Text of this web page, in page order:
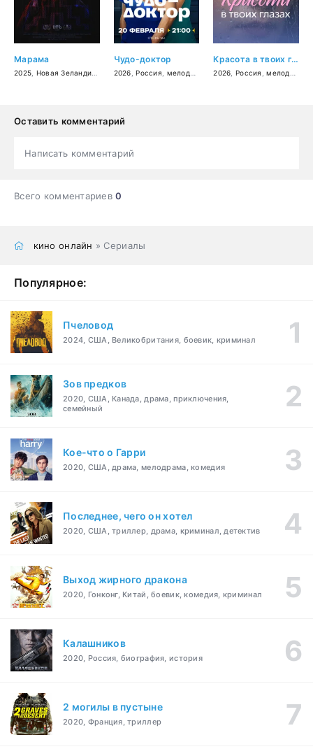
Марама
2025 Новая Зеландия Великобритания драма фэнтези
Чудо-доктор
2026 ,Россия мелодрама ,драма
Красота в твоих глазах
2026 Россия ,мелодрама
Оставить комментарий
Написать комментарий
Всего комментариев0
кино онлайн » Сериалы
Популярное:
Пчеловод
2024, США, Великобритания, боевик, криминал
Зов предков
2020, США, Канада, драма, приключения,
семейный
Кое-что о Гарри
2020, США, драма, мелодрама, комедия
Последнее, чего он хотел
2020, США, триллер, драма, криминал, детектив
Выход жирного дракона
2020, Гонконг, Китай, боевик, комедия, криминал
Калашников
2020, Россия, биография, история
2 могилы в пустыне
2020, Франция, триллер